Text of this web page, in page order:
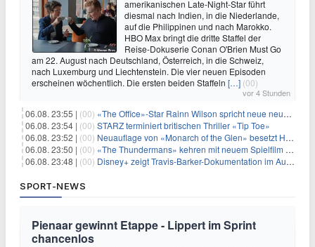
amerikanischen Late-Night-Star führt
diesmal nach Indien, in die Niederlande,
auf die Philippinen und nach Marokko.
HBO Max bringt die dritte Staffel der
Reise-Dokuserie Conan O'Brien Must Go
am 22. August nach Deutschland, Österreich, in die Schweiz,
nach Luxemburg und Liechtenstein. Die vier neuen Episoden
erscheinen wöchentlich. Die ersten beiden Staffeln […] (00)
vor 4 Stunden
06.08. 23:55 | (00) «The Office»-Star Rainn Wilson spricht neue neuseeländische Serie «Settling»
06.08. 23:54 | (00) STARZ terminiert britischen Thriller «Tip Toe»
06.08. 23:52 | (00) Neuauflage von «Monarch of the Glen» besetzt Hauptrollen
06.08. 23:50 | (00) «The Thundermans» kehren mit neuem Spielfilm zurück
06.08. 23:48 | (00) Disney+ zeigt Travis-Barker-Dokumentation im August
SPORT-NEWS
Pienaar gewinnt Etappe - Lippert im Sprint
chancenlos